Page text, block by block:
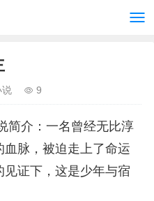
说 9
简介：一名曾经无比淳
脉，被迫走上了命运
证下，这是少年与宿